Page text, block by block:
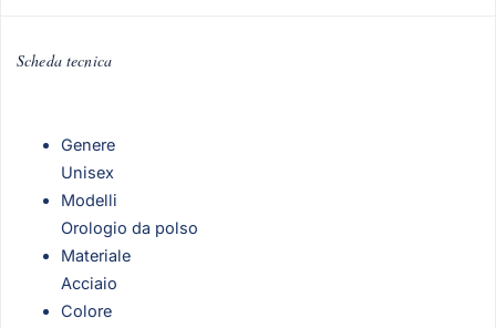
Scheda tecnica
Genere
Unisex
Modelli
Orologio da polso
Materiale
Acciaio
Colore